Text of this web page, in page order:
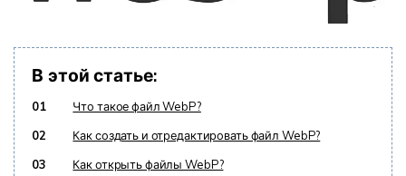
В этой статье:
01
Что такое файл WebP?
02
Как создать и отредактировать файл WebP?
03
Как открыть файлы WebP?